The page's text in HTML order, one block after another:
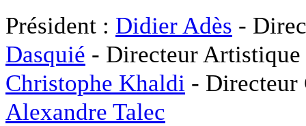
Président : Didier Adès -
Dasquié - Directeur
Christophe Khaldi -
Alexandre Talec